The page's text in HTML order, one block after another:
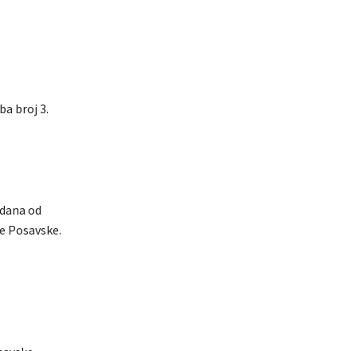
broj 3.
od
Posavske.